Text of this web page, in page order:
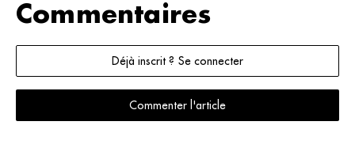
Président du
conseil
évolutions et
Commentaires
Déjà inscrit ? Se connecter
Commenter l'article